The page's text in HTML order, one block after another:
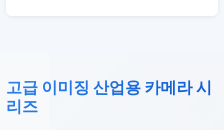
고급 이미징 산업용 카메라 시
리즈